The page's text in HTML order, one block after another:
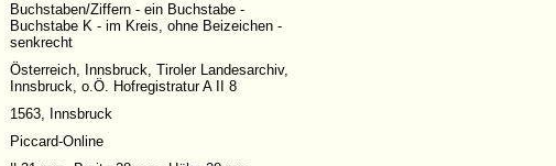
Buchstaben/Ziffern - ein Buchstabe -
Buchstabe K - im Kreis, ohne Beizeichen -
senkrecht
Österreich, Innsbruck, Tiroler Landesarchiv,
Innsbruck, o.Ö. Hofregistratur A II 8
1563, Innsbruck
Piccard-Online